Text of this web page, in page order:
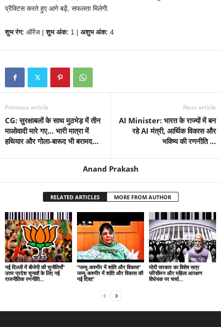
प्रैक्टिस करते हुए आगे बढ़ें, सफलता मिलेगी.
शुभ रंग: ऑरेंज |शुभ अंक: 1 | अशुभ अंक: 4
Previous article
CG: सुरक्षाबलों के साथ मुठभेड़ में तीन
माओवादी मारे गए… भारी मात्रा में
हथियार और गोला-बारूद भी बरामद…
Next article
AI Minister: भारत के राज्यों में बन
रहे AI मंत्री, आर्थिक विकास और
भविष्य की रणनीति …
Anand Prakash
RELATED ARTICLES MORE FROM AUTHOR
नई दिल्ली में बीजेपी की चुनौतियाँ”
उत्तर प्रदेश चुनावों के लिए नई
राजनीतिक रणनीति…
“जम्मू-कश्मीर में शांति और विकास”
जम्मू-कश्मीर में शांति और विकास की
नई दिशा”
मोदी सरकार का विशेष सत्र
परिसीमन और महिला आरक्षण
विधेयक पर चर्चा…